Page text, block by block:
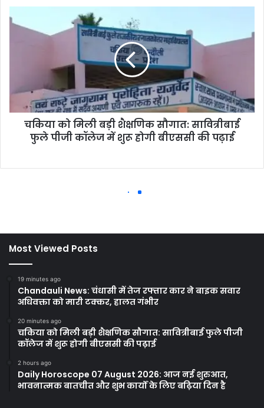
Most Viewed Posts
19 minutes ago
Chandauli News: चंधासी में तेज रफ्तार कार ने बाइक सवार
अधिवक्ता को मारी टक्कर, हालत गंभीर
20 minutes ago
चकिया को मिली बड़ी शैक्षणिक सौगात: सावित्रीबाई फुले पीजी
कॉलेज में शुरू होगी बीएससी की पढ़ाई
2 hours ago
Daily Horoscope 07 August 2026: आज नई शुरुआत,
भावनात्मक बातचीत और शुभ कार्यों के लिए बढ़िया दिन है